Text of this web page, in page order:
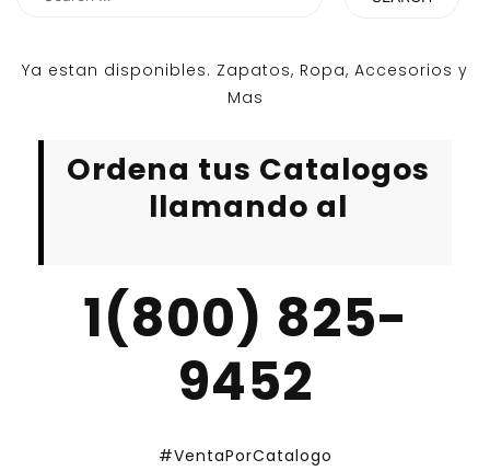
Ya estan disponibles. Zapatos, Ropa, Accesorios y
Mas
Ordena tus Catalogos
llamando al
1(800) 825-
9452
#VentaPorCatalogo